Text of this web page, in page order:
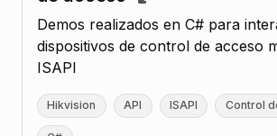
Demos realizados en C# para
dispositivos de control de acceso
ISAPI
Hikvision API ISAPI Control